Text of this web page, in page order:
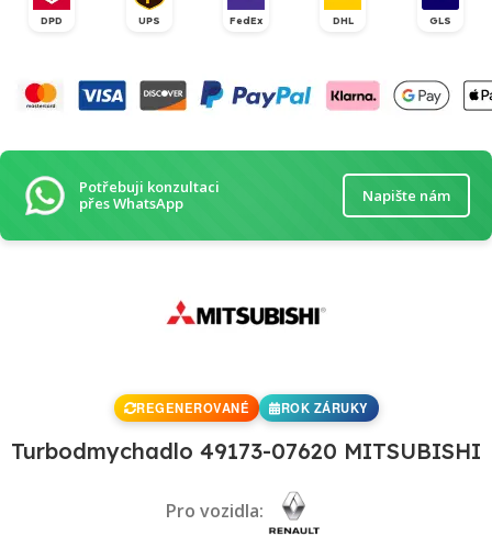
DPD UPS FedEx DHL GLS
Potřebuji konzultaci
přes WhatsApp
Napište nám
REGENEROVANÉ ROK ZÁRUKY
Turbodmychadlo 49173-07620 MITSUBISHI
Pro vozidla: